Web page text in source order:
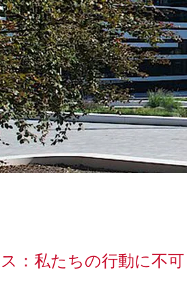
：私たちの行動に不可